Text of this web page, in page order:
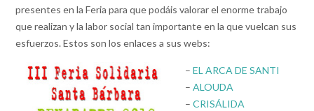
presentes en la Feria para que podáis valorar el enorme trabajo
que realizan y la labor social tan importante en la que vuelcan sus
esfuerzos. Estos son los enlaces a sus webs:
– EL ARCA DE SANTI
– ALOUDA
– CRISÁLIDA